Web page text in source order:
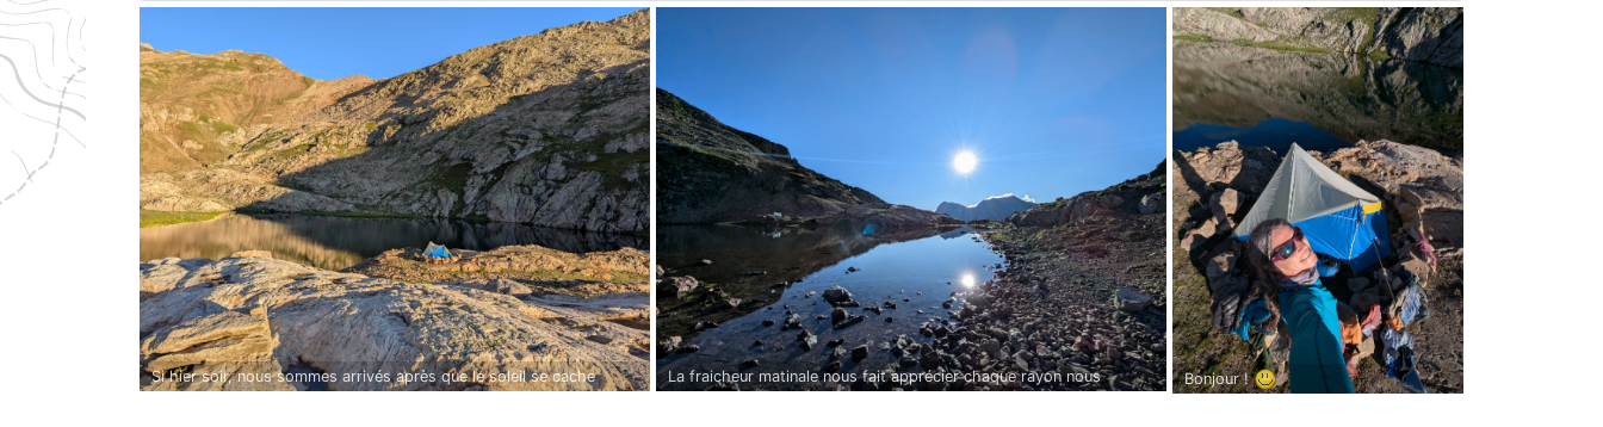
Si hier soir, nous sommes arrivés après que le soleil se cache
La fraicheur matinale nous fait apprécier chaque rayon nous
Bonjour !